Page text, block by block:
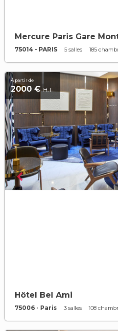
Mercure Paris Gare
75014 - PARIS 5 salles 185
À partir de
2000 €H.T
Hôtel Bel Ami
75006 - Paris 3 salles 108